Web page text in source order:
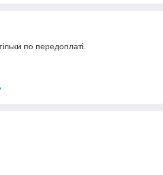
по передоплаті.